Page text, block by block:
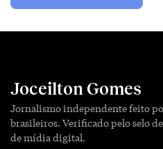
Joceilton Gomes
Jornalismo independente feito
brasileiros. Verificado pelo selo
de mídia digital.